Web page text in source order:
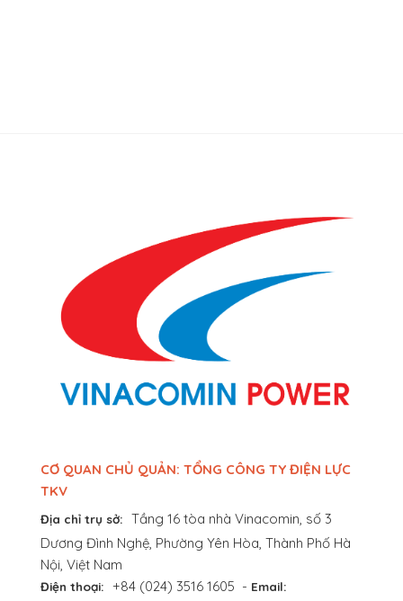
CƠ QUAN CHỦ QUẢN: TỔNG CÔNG TY ĐIỆN LỰC
TKV
Địa chỉ trụ sở: Tầng 16 tòa nhà Vinacomin, số 3
Dương Đình Nghệ, Phường Yên Hòa, Thành Phố Hà
Nội, Việt Nam
Điện thoại: +84 (024) 3516 1605 - Email: